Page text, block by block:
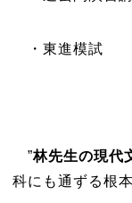
・東進模試
”林先生の現代
科にも通ずる根